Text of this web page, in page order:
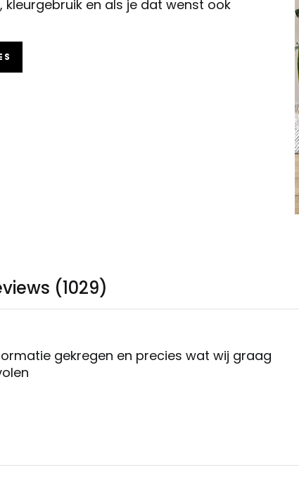
kleurgebruik en als je dat wenst ook
(1029)
gekregen en precies wat wij graag